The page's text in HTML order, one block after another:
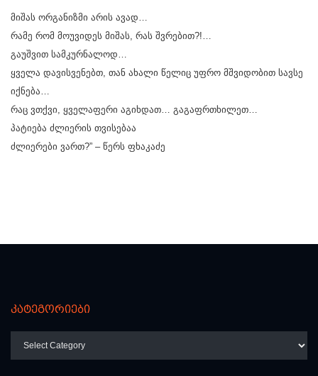
მიშას ორგანიზმი არის ავად…
რამე რომ მოუვიდეს მიშას, რას შვრებით?!…
გაუშვით სამკურნალოდ…
ყველა დავისვენებთ, თან ახალი წელიც უფრო მშვიდობით სავსე
იქნება…
რაც ვთქვი, ყველაფერი აგიხდათ… გაგაფრთხილეთ…
პატიება ძლიერის თვისებაა
ძლიერები ვართ?” – წერს ფხაკაძე
კატეგორიები